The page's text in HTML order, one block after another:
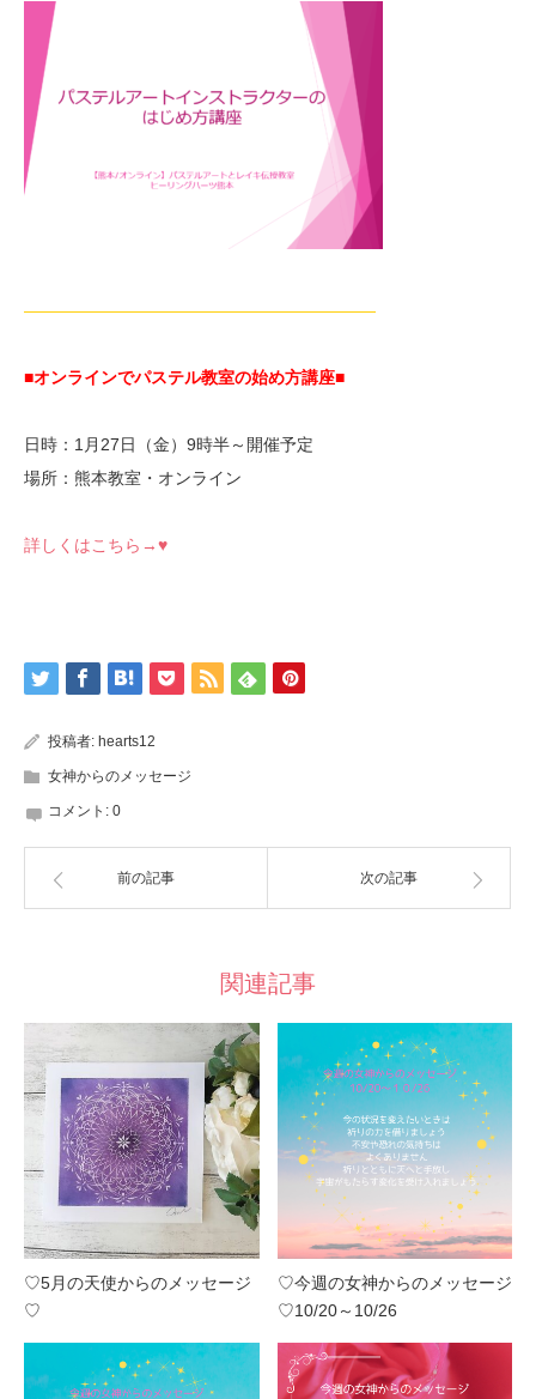
—————————————————————
■オンラインでパステル教室の始め方講座■
日時：1月27日（金）9時半～開催予定
場所：熊本教室・オンライン
詳しくはこちら→♥
投稿者: hearts12
女神からのメッセージ
コメント: 0
前の記事 次の記事
関連記事
♡5月の天使からのメッセージ
♡
♡今週の女神からのメッセージ
♡10/20～10/26